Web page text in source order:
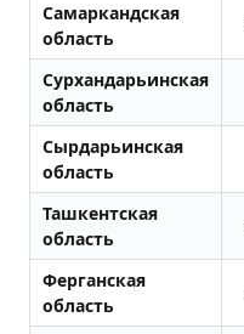
Самаркандская
область
Сурхандарьинская
область
Сырдарьинская
область
Ташкентская
область
Ферганская
область